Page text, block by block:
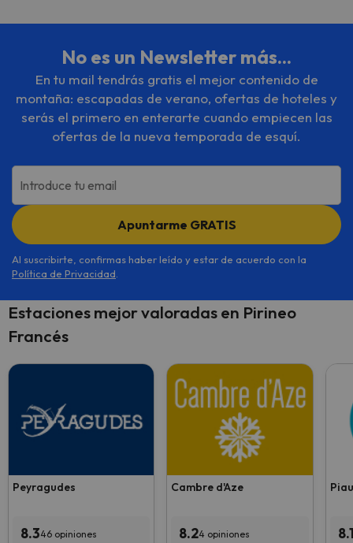
No es un Newsletter más...
En tu mail tendrás gratis el mejor contenido de
montaña: escapadas de verano, ofertas de hoteles y
serás el primero en enterarte cuando empiecen las
ofertas de la nueva temporada de esquí.
Introduce tu email
Apuntarme GRATIS
Al suscribirte, confirmas haber leído y estar de acuerdo con la
Política de Privacidad
Estaciones mejor valoradas en Pirineo
Francés
Peyragudes
8.346 opiniones
Cambre d'Aze
8.24 opiniones